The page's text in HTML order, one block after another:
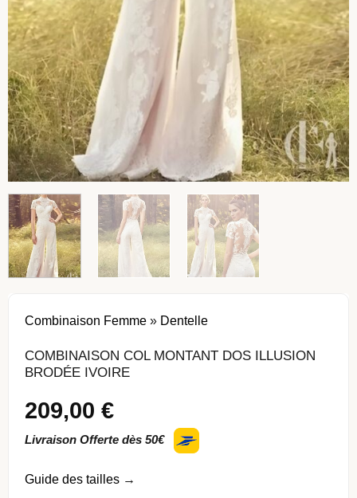
Combinaison Femme » Dentelle
COMBINAISON COL MONTANT DOS ILLUSION
BRODÉE IVOIRE
209,00€
Livraison Offerte dès 50€
Guide des tailles →